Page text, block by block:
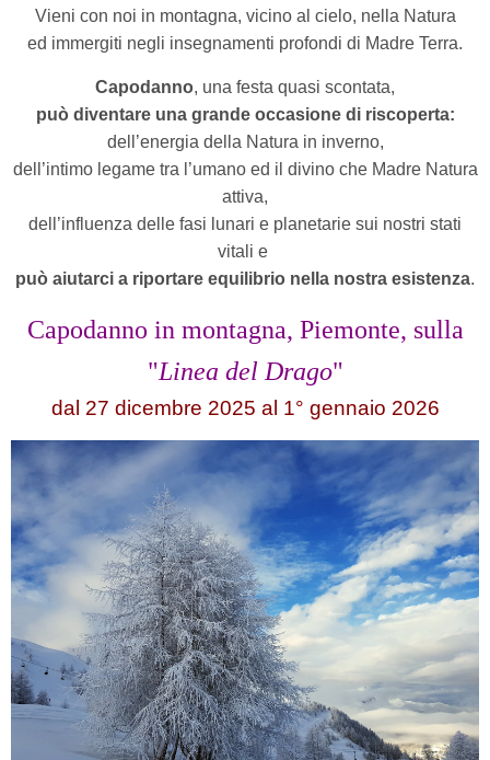
Vieni con noi in montagna, vicino al cielo, nella Natura
ed immergiti negli insegnamenti profondi di Madre Terra.
Capodanno, una festa quasi scontata,
può diventare una grande occasione di riscoperta:
dell’energia della Natura in inverno,
dell’intimo legame tra l’umano ed il divino che Madre Natura
attiva,
dell’influenza delle fasi lunari e planetarie sui nostri stati
vitali e
può aiutarci a riportare equilibrio nella nostra esistenza.
Capodanno in montagna, Piemonte, sulla
"Linea del Drago"
dal 27 dicembre 2025 al 1° gennaio 2026